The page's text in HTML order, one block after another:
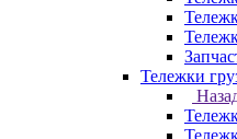
Тележки